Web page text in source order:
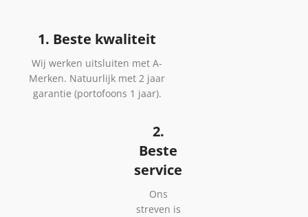
1. Beste kwaliteit
Wij werken uitsluiten met A-
Merken. Natuurlijk met 2 jaar
garantie (portofoons 1 jaar).
2.
Beste
service
Ons
streven is